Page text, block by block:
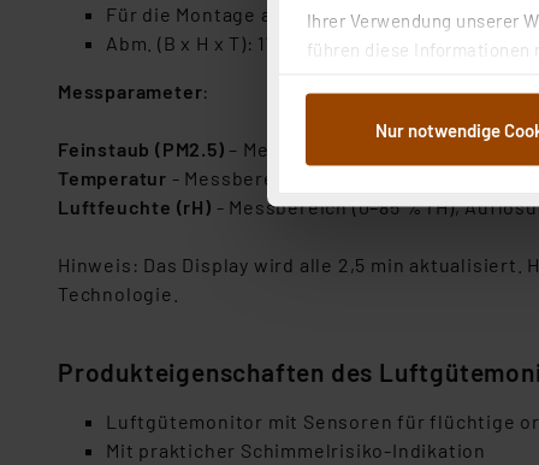
Ihrer Verwendung unserer
führen diese Informationen
Weiterverarbeitung für die
Abs.1a DSG-VO) zu. Eine
ganz oder teilweise
Auswertung und Analyse
„Einige Drittanbieter
Nähere Infos zu diesen
Für die USA besteht kein
Nur notwendige
Für die Montage an der Wand oder zum
Abm. (B x H x T): 170 x 90 x 33 mm ; Gewicht:
Messparameter:
Feinstaub (PM2.5) – Messbereich (0-500 μg/m³),
Temperatur - Messbereich (0–40 °C), Auflösung (0,1
Luftfeuchte (rH) - Messbereich (0–85 % rH),
Hinweis: Das Display wird alle 2,5 min
Technologie.
Produkteigenschaften des
Luftgütemonitor mit Sensoren für flüchtige
Mit prakticher Schimmelrisiko-Indikation